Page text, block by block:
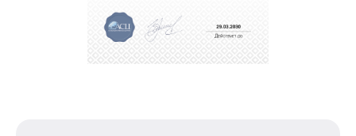
положительные отзывы и обрели отличную
репутацию. Мы постоянно совершенствуемся и